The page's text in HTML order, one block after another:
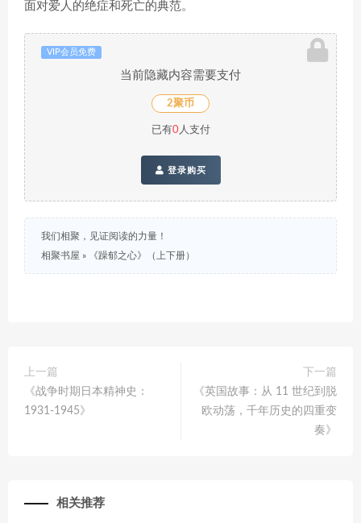
面对爱人的绝症和死亡的典范。
VIP会员免费
当前隐藏内容需要支付
2聚币
已有0人支付
登录购买
我们相聚，见证阅读的力量！
相聚书屋 » 《躁郁之心》（上下册）
上一篇
《战争时期日本精神史：
1931-1945》
下一篇
《英国故事：从 11 世纪到脱
欧动荡，千年历史的四重变
奏》
相关推荐